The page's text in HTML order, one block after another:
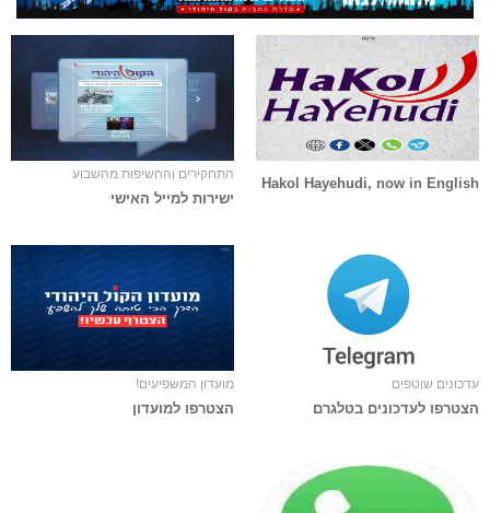
Hakol Hayehudi, now in English
התחקירים והחשיפות מהשבוע
ישירות למייל האישי
עדכונים שוטפים
הצטרפו לעדכונים בטלגרם
מועדון המשפיעים!
הצטרפו למועדון